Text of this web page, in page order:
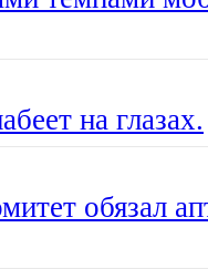
на глазах.
обязал